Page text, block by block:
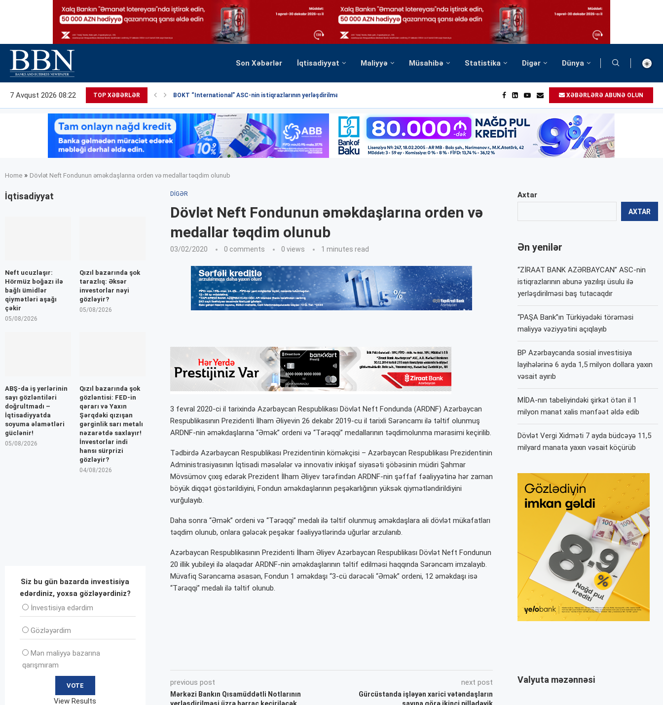
Son Xəbərlər İqtisadiyyat Maliyyə Müsahibə Statistika Digər Dünya
7 Avqust 2026 08:22 TOP XƏBƏRLƏR BOKT “International” ASC-nin istiqrazlarının yerləşdirilməsi üzrə hərrac yekunlaşmışdır XƏBƏRLƏRƏ ABUNƏ OLUN
Home » Dövlət Neft Fondunun əməkdaşlarına orden və medallar təqdim olunub
DIGƏR
Dövlət Neft Fondunun əməkdaşlarına orden və
medallar təqdim olunub
03/02/2020 0 comments 0 views 1 minutes read
3 fevral 2020-ci il tarixində Azərbaycan Respublikası Dövlət Neft Fondunda (ARDNF) Azərbaycan
Respublikasının Prezidenti İlham Əliyevin 26 dekabr 2019-cu il tarixli Sərəncamı ilə təltif olunmuş
ARDNF-nin əməkdaşlarına “Əmək” ordeni və “Tərəqqi” medallarının təqdimolunma mərasimi keçirilib.
Tədbirdə Azərbaycan Respublikası Prezidentinin köməkçisi – Azərbaycan Respublikası Prezidentinin
Administrasiyasının İqtisadi məsələlər və innovativ inkişaf siyasəti şöbəsinin müdiri Şahmar
Mövsümov çıxış edərək Prezident İlham Əliyev tərəfindən ARDNF-nin şəffaf fəaliyyətinə hər zaman
böyük diqqət göstərildiyini, Fondun əməkdaşlarının peşəkarlığının yüksək qiymətləndirildiyini
vurğulayıb.
Daha sonra “Əmək” ordeni və “Tərəqqi” medalı ilə təltif olunmuş əməkdaşlara ali dövlət mükafatları
təqdim olunub, onlara gələcək peşəkar fəaliyyətlərində uğurlar arzulanıb.
Azərbaycan Respublikasının Prezidenti İlham Əliyev Azərbaycan Respublikası Dövlət Neft Fondunun
20 illik yubileyi ilə əlaqədar ARDNF-nin əməkdaşlarının təltif edilməsi haqqında Sərəncam imzalayıb.
Müvafiq Sərəncama əsasən, Fondun 1 əməkdaşı “3-cü dərəcəli “Əmək” ordeni, 12 əməkdaşı isə
“Tərəqqi” medalı ilə təltif olunub.
previous post
Mərkəzi Bankın Qısamüddətli Notlarının
next post
Gürcüstanda işləyən xarici vətəndaşların
Axtar
AXTAR
Ən yenilər
“ZİRAAT BANK AZƏRBAYCAN” ASC-nin
istiqrazlarının abunə yazılışı üsulu ilə
yerləşdirilməsi baş tutacaqdır
“PAŞA Bank”ın Türkiyədəki törəməsi
maliyyə vəziyyətini açıqlayıb
BP Azərbaycanda sosial investisiya
layihələrinə 6 ayda 1,5 milyon dollara yaxın
vəsait ayırıb
MİDA-nın tabeliyindəki şirkət ötən il 1
milyon manat xalis mənfəət əldə edib
Dövlət Vergi Xidməti 7 ayda büdcəyə 11,5
milyard manata yaxın vəsait köçürüb
Valyuta məzənnəsi
İqtisadiyyat
Neft ucuzlaşır:
Hörmüz boğazı ilə
bağlı ümidlər
qiymətləri aşağı
çəkir
05/08/2026
Qızıl bazarında şok
tarazlıq: Əksər
investorlar nəyi
gözləyir?
05/08/2026
ABŞ-da iş yerlərinin
sayı gözləntiləri
doğrultmadı –
İqtisadiyyatda
soyuma əlamətləri
güclənir!
05/08/2026
Qızıl bazarında şok
gözləntisi: FED-in
qərarı və Yaxın
Şərqdəki qızışan
gərginlik sarı metalı
nəzarətdə saxlayır!
İnvestorlar indi
hansı sürprizi
gözləyir?
04/08/2026
Siz bu gün bazarda investisiya
edərdiniz, yoxsa gözləyərdiniz?
İnvеstisiya edərdim
Gözləyərdim
Mən maliyyə bazarına
qarışmıram
View Results